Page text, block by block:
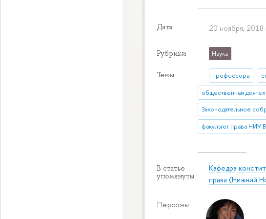
Дата 20 ноября, 2018
Рубрики Наука
Темы профессора
общественная
Законодательное
факультет права НИУ
В статье
упомянуты
Кафедра
права (Нижний
Персоны